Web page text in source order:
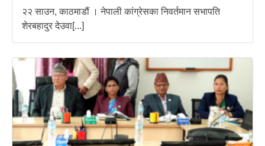
२२ साउन, काठमाडौं । नेपाली कांग्रेसका निवर्तमान सभापति
शेरबहादुर देउवा[...]